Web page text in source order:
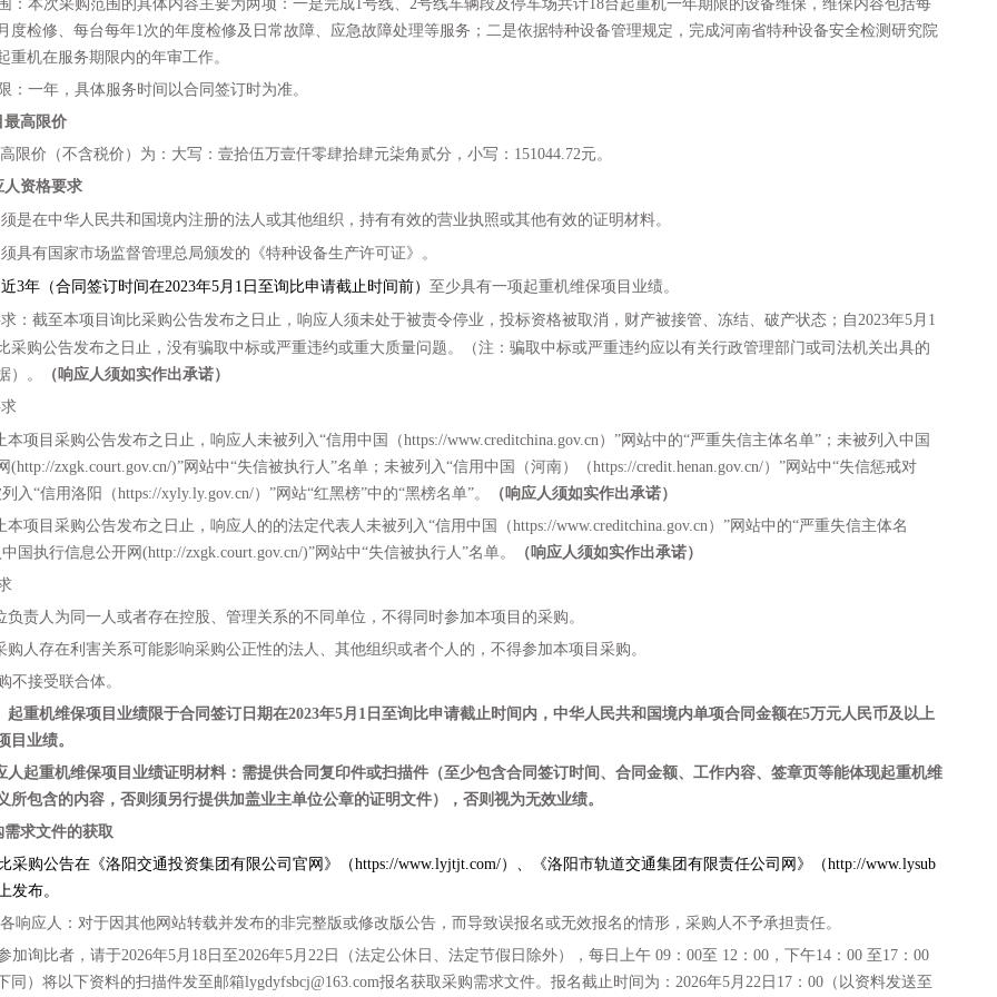
：本次采购范围的具体内容主要为两项：一是完成1号线、2号线车辆段及停车场共计18台起重机一年期限的设备维保，维保内容包括每
度检修、每台每年1次的年度检修及日常故障、应急故障处理等服务；二是依据特种设备管理规定，完成河南省特种设备安全检测研究院
重机在服务期限内的年审工作。
：一年，具体服务时间以合同签订时为准。
最高限价
限价（不含税价 ）为 ： 大写：壹拾伍万壹仟零肆拾肆元柒角贰分 ， 小写： 151044.72元。
人资格要求
须是在中华人民共和国境内注册的法人或其他组织，持有有效的营业执照或其他有效的证明材料。
须具有国家市场监督管理总局颁发的《特种设备生产许可证》。
近3年（合同签订时间在2023年5月 1日至询比申请截止时间前） 至少具有一项起重机维保项目 业绩。
：截至本项目询比采购公告发布之日止，响应人须未处于被责令停业，投标资格被取消，财产被接管、冻结、破产状态；自 2023年5月 1
采购公告发布之日止，没有骗取中标或严重违约或重大质量问题。（注：骗取中标或严重违约应以有关行政管理部门或司法机关出具的
）。
（响应人须如实作出承诺）
本项目采购公告发布之日止， 响应人 未被列入 “信用中国（https://www.creditchina.gov.cn）”网站中的“严重失信主体名单”；未被列入中国
(http://zxgk.court.gov.cn/)”网站中“失信被执行人”名单；未被列入“信用中国（河南）（https://credit.henan.gov.cn/）”网站中“失信惩戒对
入“信用洛阳（https://xyly.ly.gov.cn/）”网站“红黑榜”中的“黑榜名单”。
（响应人须如实作出承诺）
本项目采购公告发布之日止， 响应人 的的法定代表人未被列入 “信用中国（https://www.creditchina.gov.cn）”网站中的“严重失信主体名
国执行信息公开网(http://zxgk.court.gov.cn/)”网站中“失信被执行人”名单。
（响应人须如实作出承诺）
负责人为同一人或者存在控股、管理关系的不同单位，不得同时参加本项目的采购。
购人存在利害关系可能影响采购公正性的法人、其他组织或者个人的，不得参加本项目采购。
不接受联合体。
起重机维保项目业绩限于合同签订日期在2023年5月 1日至询比申请截止时间内，中华人民共和国境内单项合同金额在5万元人民币及以上
目业绩。
人 起重机维保项目业绩证明材料：需提供合同复印件或扫描件（至少包含合同签订时间、合同金额、工作内容、签章页等能体现起重机维
所包含的内容，否则须另行提供加盖业主单位公章的证明文件），否则视为无效业绩。
需求文件的获取
采购公告在《洛阳交通投资集团有限公司官网》（https://www.lyjtjt.com/）、《洛阳市轨道交通集团有限责任公司网》（http://www.lysub
发布。
响应人：对于因其他网站转载并发布的非完整版或修改版公告，而导致误报名或无效报名的情形，采购人不予承担责任。
加询比者，请于2026年5月 18日至 2026年5月 22 日（法定公休日、法定节假日除外），每日上午 09：00至 12：00，下午14：00 至17：00
同）将以下资料的扫描件发至邮箱lygdyfsbcj@163.com报名获取采购需求文件。报名截止时间为： 2026年5月 22 日 17：00（以资料发送至